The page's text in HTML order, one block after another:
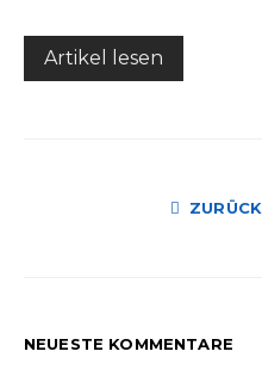
Artikel lesen
ZURÜCK
NEUESTE KOMMENTARE